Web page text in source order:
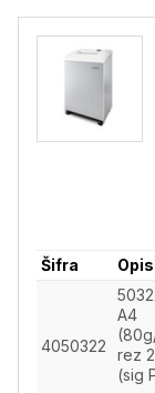
Šifra Opis
4050322
A4
rez
(sig